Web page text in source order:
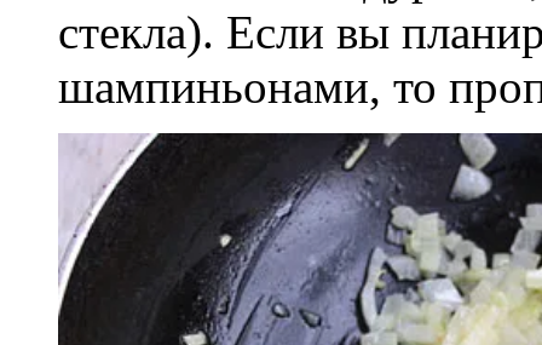
стекла). Если вы
шампиньонами, то